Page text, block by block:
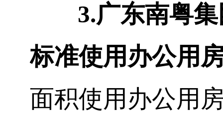
3.广东南粤
标准使用办公用
面积使用办公用